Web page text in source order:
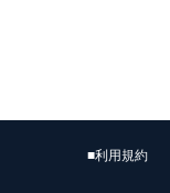
■利用規約